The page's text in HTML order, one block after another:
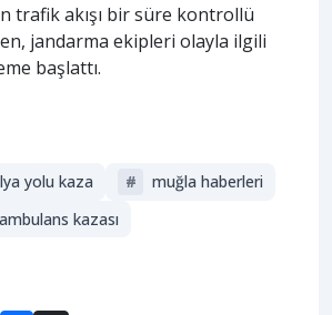
trafik akışı bir süre kontrollü
jandarma ekipleri olayla ilgili
başlattı.
yolu kaza #
muğla haberleri
kazası